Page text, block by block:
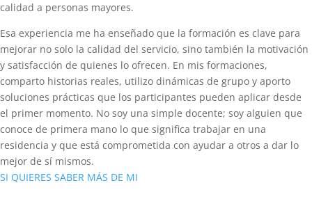
calidad a personas mayores.
Esa experiencia me ha enseñado que la formación es clave para
mejorar no solo la calidad del servicio, sino también la motivación
y satisfacción de quienes lo ofrecen. En mis formaciones,
comparto historias reales, utilizo dinámicas de grupo y aporto
soluciones prácticas que los participantes pueden aplicar desde
el primer momento. No soy una simple docente; soy alguien que
conoce de primera mano lo que significa trabajar en una
residencia y que está comprometida con ayudar a otros a dar lo
mejor de sí mismos.
SI QUIERES SABER MÁS DE MI